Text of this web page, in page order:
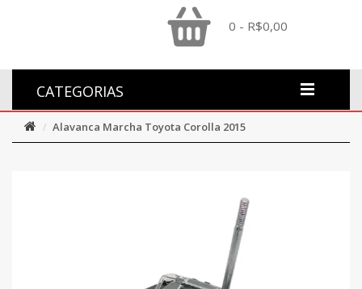
0 - R$0,00
CATEGORIAS
Alavanca Marcha Toyota Corolla 2015